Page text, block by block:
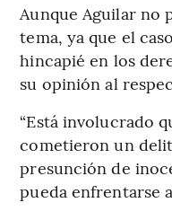
Aunque Aguilar no
tema, ya que el
hincapié en los
su opinión al
“Está involucrado
cometieron un
presunción de
pueda enfrentarse